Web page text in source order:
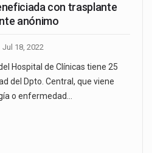
con trasplante
anónimo
Jul 18, 2022
Hospital de Clínicas tiene 25
del Dpto. Central, que viene
o enfermedad…